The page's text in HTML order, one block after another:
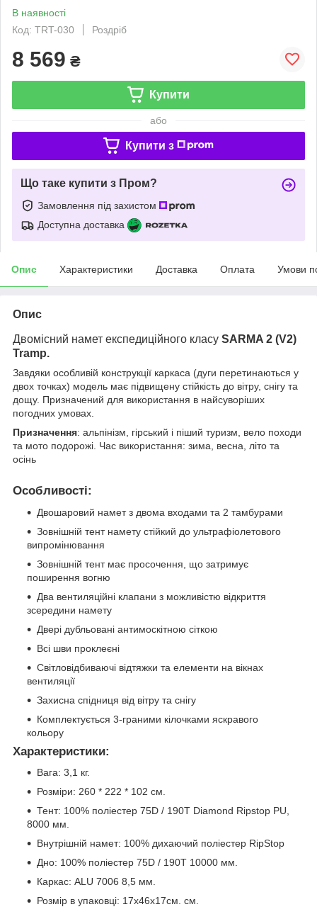
В наявності
Код: TRT-030
Роздріб
8 569 ₴
Купити
або
Купити з
Що таке купити з Пром?
Замовлення під захистом
Доступна доставка
Опис Характеристики Доставка Оплата Умови
Опис
Двомісний намет експедиційного класу SARMA 2 (V2)
Tramp.
Завдяки особливій конструкції каркаса (дуги перетинаються у
двох точках) модель має підвищену стійкість до вітру, снігу та
дощу. Призначений для використання в найсуворіших
погодних умовах.
Призначення: альпінізм, гірський і піший туризм, вело походи
та мото подорожі. Час використання: зима, весна, літо та
осінь
Особливості:
Двошаровий намет з двома входами та 2 тамбурами
Зовнішній тент намету стійкий до ультрафіолетового
випромінювання
Зовнішній тент має просочення, що затримує
поширення вогню
Два вентиляційні клапани з можливістю відкриття
зсередини намету
Двері дубльовані антимоскітною сіткою
Всі шви проклеєні
Світловідбиваючі відтяжки та елементи на вікнах
вентиляції
Захисна спідниця від вітру та снігу
Комплектується 3-граними кілочками яскравого
кольору
Характеристики:
Вага: 3,1 кг.
Розміри: 260 * 222 * 102 см.
Тент: 100% поліестер 75D / 190T Diamond Ripstop PU,
8000 мм.
Внутрішній намет: 100% дихаючий поліестер RipStop
Дно: 100% поліестер 75D / 190T 10000 мм.
Каркас: ALU 7006 8,5 мм.
Розмір в упаковці: 17x46x17см. см.